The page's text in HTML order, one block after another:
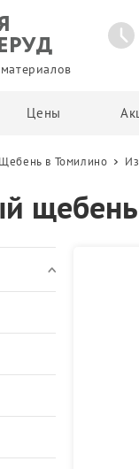
песок
Цены
Щебень в Томилино